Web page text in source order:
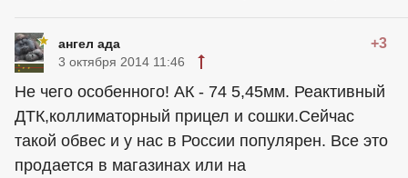
ангел ада +3
3 октября 2014 11:46
Не чего особенного! АК - 74 5,45мм. Реактивный
ДТК,коллиматорный прицел и сошки.Сейчас
такой обвес и у нас в России популярен. Все это
продается в магазинах или на